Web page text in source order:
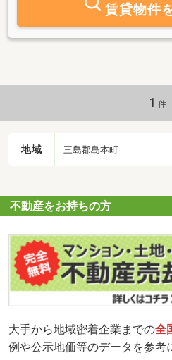
賃貸物件
1 件
地域 三島郡島本町
不動産をお持ちの方
大手から地域密着企業までの全
例や公示地価等のデータを参考